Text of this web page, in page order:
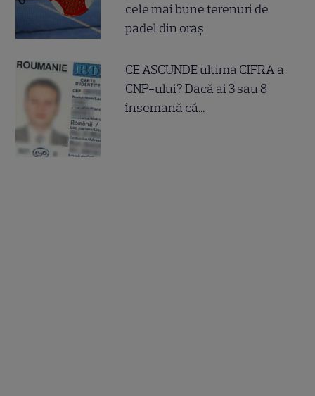
cele mai bune terenuri de
padel din oraș
CE ASCUNDE ultima CIFRA a
CNP-ului? Dacă ai 3 sau 8
însemană că...